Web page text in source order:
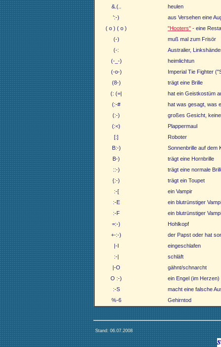
&.(..
heulen
':-)
aus Versehen eine
( o ) ( o )
"Hooters" - eine
(-)
muß mal zum Frisör
(-:
Australier,
(-_-)
heimlichtun
(-o-)
Imperial Tie Fighter
(8-)
trägt eine Brille
(: (=|
hat ein Geistkostüm
(:-#
hat was gesagt, was
(:-)
großes Gesicht,
(:<)
Plappermaul
[:]
Roboter
B:-)
Sonnenbrille auf dem
B-)
trägt eine Hornbrille
::-)
trägt eine normale
{:-)
trägt ein Toupet
:-[
ein Vampir
:-E
ein blutrünstiger
:-F
ein blutrünstiger
=:-)
Hohlkopf
+-:-)
der Papst oder hat
|-I
eingeschlafen
:-|
schläft
|-O
gähnt/schnarcht
O :-)
ein Engel (im Herzen)
:-S
macht eine falsche
%-6
Gehirntod
Stand: 06.07.2008